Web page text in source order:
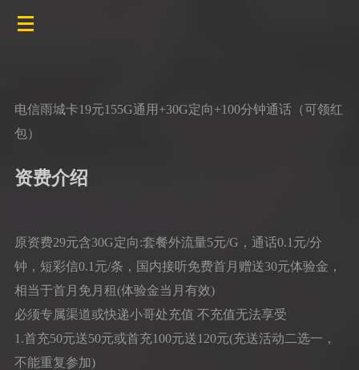
电信雨城卡19元155G通用+30G定向+100分钟通话（可领红
包）
资费介绍
原资费29元含30G定向:套餐外流量5元/G，通话0.1元/分
钟，短彩信0.1元/条，国内接听免费首月赠送30元体验金，
相当于首月免月租(体验金当月有效)
必须专属渠道或快递小哥处充值 不充值无法享受
1.首充50元送50元或首充100元送120元(充送活动二选一，
不能重复参加)